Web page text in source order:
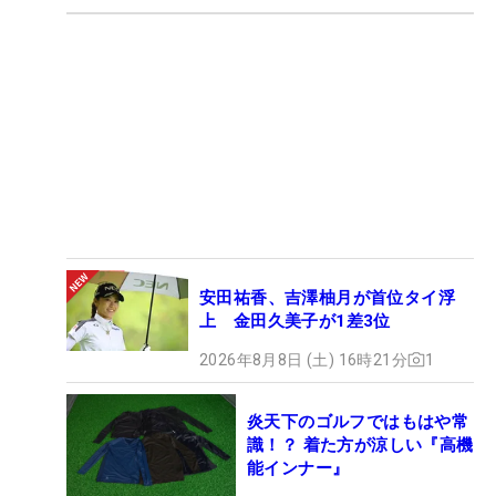
安田祐香、吉澤柚月が首位タイ浮
上 金田久美子が1差3位
2026年8月8日 (土) 16時21分 1
炎天下のゴルフではもはや常
識！？ 着た方が涼しい『高機
能インナー』